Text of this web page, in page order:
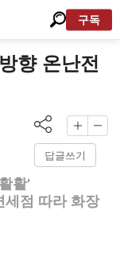
구독
향 온난전
답글쓰기
활'
점 따라 화장